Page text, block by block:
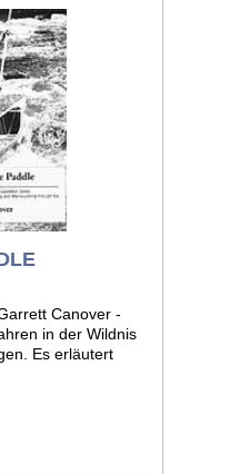
Canover -
in der Wildnis
Es erläutert